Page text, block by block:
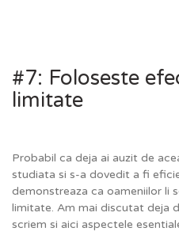
#7: Foloseste
limitate
Probabil ca deja ai auzit de
studiata si s-a dovedit a fi
demonstreaza ca oameniilor li
limitate. Am mai discutat deja
scriem si aici aspectele